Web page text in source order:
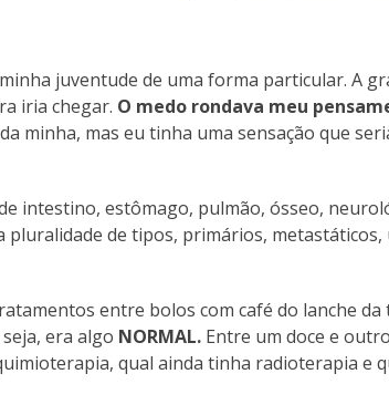
juventude de uma forma particular. A
iria chegar. O medo rondava meu
minha, mas eu tinha uma sensação que
intestino, estômago, pulmão, ósseo,
de tipos, primários, metastáticos,
entre bolos com café do lanche da
era algo NORMAL. Entre um doce e
qual ainda tinha radioterapia e